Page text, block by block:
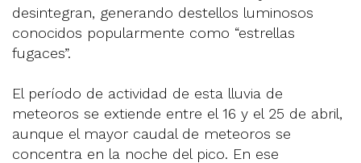
desintegran, generando destellos luminosos
conocidos popularmente como “estrellas
fugaces”.
El período de actividad de esta lluvia de
meteoros se extiende entre el 16 y el 25 de abril,
aunque el mayor caudal de meteoros se
concentra en la noche del pico. En ese